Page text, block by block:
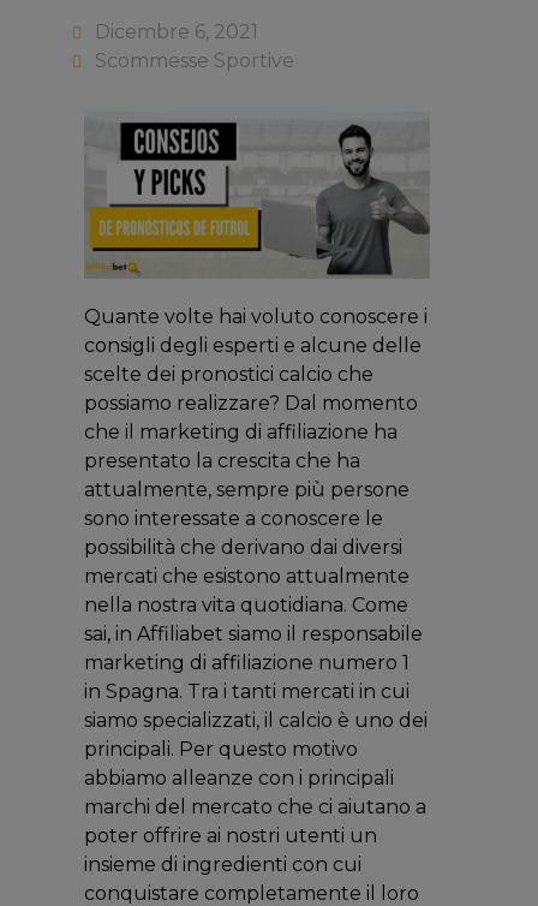
Dicembre 6, 2021
Scommesse Sportive
Quante volte hai voluto conoscere i
consigli degli esperti e alcune delle
scelte dei pronostici calcio che
possiamo realizzare? Dal momento
che il marketing di affiliazione ha
presentato la crescita che ha
attualmente, sempre più persone
sono interessate a conoscere le
possibilità che derivano dai diversi
mercati che esistono attualmente
nella nostra vita quotidiana. Come
sai, in Affiliabet siamo il responsabile
marketing di affiliazione numero 1
in Spagna. Tra i tanti mercati in cui
siamo specializzati, il calcio è uno dei
principali. Per questo motivo
abbiamo alleanze con i principali
marchi del mercato che ci aiutano a
poter offrire ai nostri utenti un
insieme di ingredienti con cui
conquistare completamente il loro